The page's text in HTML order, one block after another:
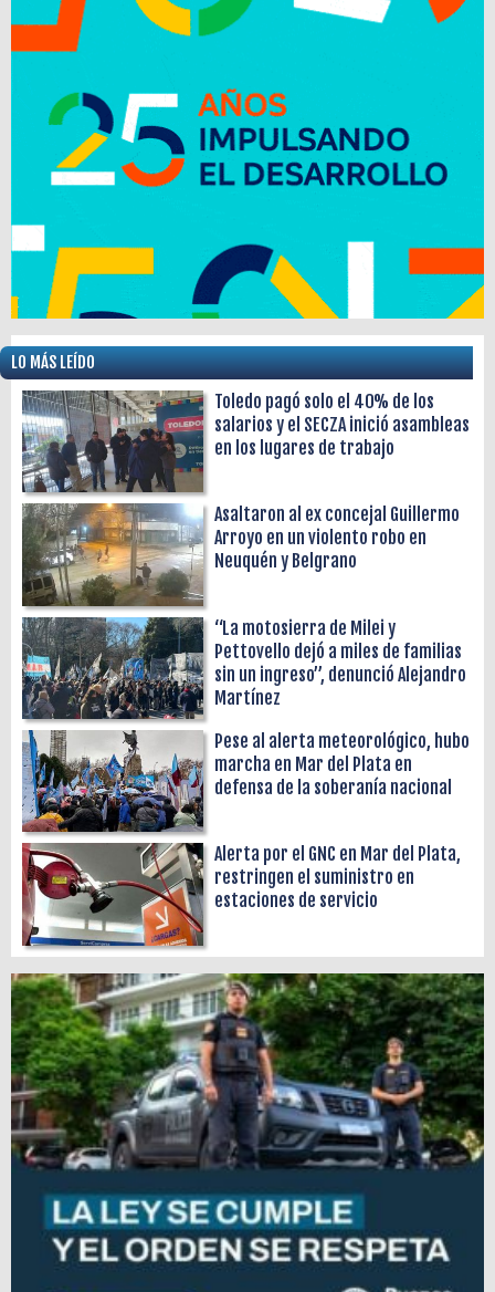
LO MÁS LEÍDO
Toledo pagó solo el 40% de los
salarios y el SECZA inició asambleas
en los lugares de trabajo
Asaltaron al ex concejal Guillermo
Arroyo en un violento robo en
Neuquén y Belgrano
“La motosierra de Milei y
Pettovello dejó a miles de familias
sin un ingreso”, denunció Alejandro
Martínez
Pese al alerta meteorológico, hubo
marcha en Mar del Plata en
defensa de la soberanía nacional
Alerta por el GNC en Mar del Plata,
restringen el suministro en
estaciones de servicio